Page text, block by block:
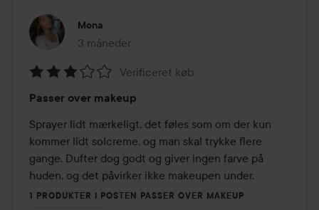
Mona
3 måneder
Posten blev oprettet 3 måneder
3
ud
af
5
Verificeret køb
Passer over makeup
Sprayer lidt mærkeligt, det føles som om der kun
kommer lidt solcreme, og man skal trykke flere
gange. Dufter dog godt og giver ingen farve på
huden, og det påvirker ikke makeupen under.
1 PRODUKTER I POSTEN PASSER OVER MAKEUP